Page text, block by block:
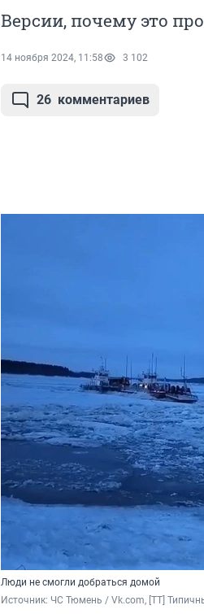
Версии, почему это
14 ноября 2024, 11:58 3 102
26 комментариев
Люди не смогли добраться домой
Источник: ЧС Тюмень / Vk.com, [ТТ]